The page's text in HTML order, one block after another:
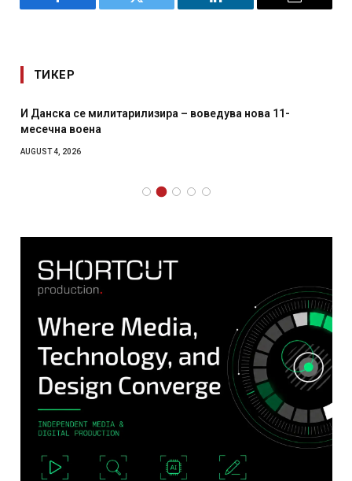
Facebook Twitter LinkedIn Email
ТИКЕР
И Данска се милитарилизира – воведува нова 11-
месечна воена
AUGUST 4, 2026